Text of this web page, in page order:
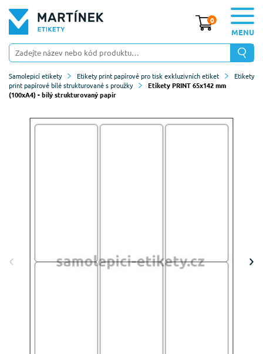
0
MENU
Samolepicí etikety Etikety print papírové pro tisk exkluzivních etiket
Etikety
print papírové bílé strukturované s proužky
Etikety PRINT 65x142 mm
(100xA4) - bílý strukturovaný papír